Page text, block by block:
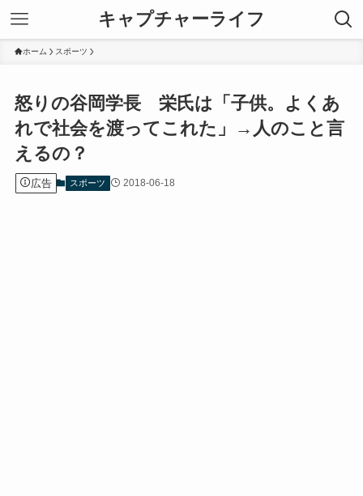
キャプチャーライフ
ホーム スポーツ
怒りの谷岡学長 栄氏は「子供。よくあ
れで社会を渡ってこれた」→人のこと言
えるの？
広告 スポーツ 2018-06-18